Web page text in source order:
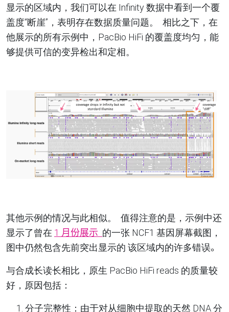
显示的区域内，我们可以在 Infinity 数据中看到一个覆
盖度“断崖”， 表明存在数据质量问题。
相比之下，在
他展示的所有示例中，PacBio HiFi 的覆盖度均匀，能
够提供可信的变异检出和定相。
其他示例的情况与此相似。
值得注意的是，示例中还
显示了曾在 1 月份展示 的一张 NCF1 基因屏幕截图，
图中仍然包含先前突出显示的 该区域内的许多错误。
与合成长读长相比，原生 PacBio HiFi reads 的质量较
好，原因包括 ：
1. 分子完整性 ： 由于对从细胞中提取的天然 DNA分